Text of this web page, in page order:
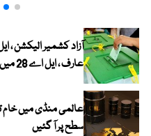
عارف ، ایل اے 28 میں پیپلز پارٹی کے بازل نقوی کامیاب
عالمی منڈی میں خام
سطح پر آ گئیں